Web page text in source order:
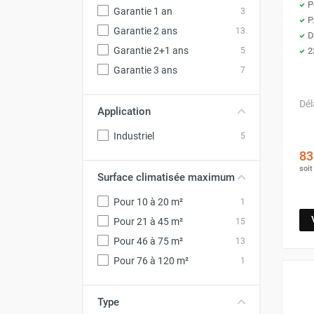
Déstratificateur ventilateur de
plafond
Déstratificateur industriel à pales
Déstratificateur industriel caréné
Déstratificateur de plafond design
VMC
Caisson d'Extraction VMC tertiaire
Déshumidificateur mobile
Déshumidificateur fixe
Déshumidificateur de maison et de
confort
Déshumidificateur à adsorption /
Purificateur d'air
Garantie 1 an 3
Garantie 2 ans 13
Garantie 2+1 ans 5
Garantie 3 ans 7
Application
Industriel 5
Surface climatisée maximum
Pour 10 à 20 m² 1
Pour 21 à 45 m² 15
Pour 46 à 75 m² 13
Pour 76 à 120 m² 1
Type
soit